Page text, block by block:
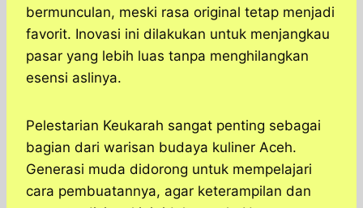
bermunculan, meski rasa original tetap menjadi
favorit. Inovasi ini dilakukan untuk menjangkau
pasar yang lebih luas tanpa menghilangkan
esensi aslinya.
Pelestarian Keukarah sangat penting sebagai
bagian dari warisan budaya kuliner Aceh.
Generasi muda didorong untuk mempelajari
cara pembuatannya, agar keterampilan dan